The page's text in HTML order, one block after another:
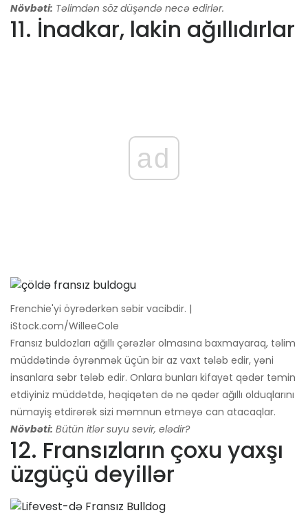
Növbəti: Təlimdən söz düşəndə ​​necə edirlər.
11. İnadkar, lakin ağıllıdırlar
ad
Frenchie'yi öyrədərkən səbir vacibdir. |
iStock.com/WilleeCole
Fransız buldozları ağıllı çərəzlər olmasına baxmayaraq, təlim
müddətində öyrənmək üçün bir az vaxt tələb edir, yəni
insanlara səbr tələb edir. Onlara bunları kifayət qədər təmin
etdiyiniz müddətdə, həqiqətən də nə qədər ağıllı olduqlarını
nümayiş etdirərək sizi məmnun etməyə can atacaqlar.
Növbəti: Bütün itlər suyu sevir, elədir?
12. Fransızların çoxu yaxşı
üzgüçü deyillər